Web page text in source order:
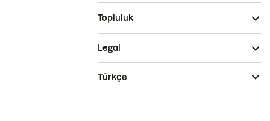
Topluluk
Legal
Türkçe